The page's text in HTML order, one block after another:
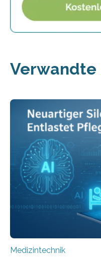
Verwandte
Medizintechnik